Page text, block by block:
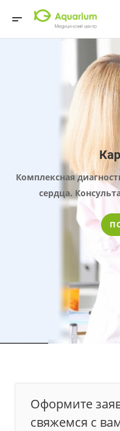
Комплексная
сердца. К
Оформите
свяжемся с